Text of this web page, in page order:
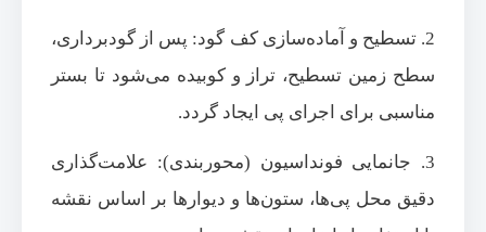
2. تسطیح و آماده‌سازی کف گود: پس از گودبرداری،
سطح زمین تسطیح، تراز و کوبیده می‌شود تا بستر
مناسبی برای اجرای پی ایجاد گردد.
3. جانمایی فونداسیون (محوربندی): علامت‌گذاری
دقیق محل پی‌ها، ستون‌ها و دیوارها بر اساس نقشه